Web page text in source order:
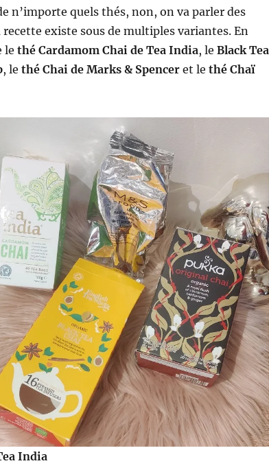
n’importe quels thés, non, on va parler des
existe sous de multiples variantes. En
le thé Cardamom Chai de Tea India, le Black Tea
, le thé Chai de Marks & Spenceret le thé Chaï
India